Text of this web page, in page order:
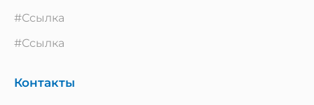
#Ссылка
#Ссылка
Контакты